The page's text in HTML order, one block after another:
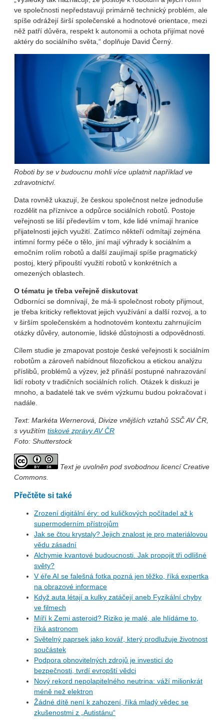
ve společnosti nepředstavují primárně technický problém, ale
spíše odrážejí širší společenské a hodnotové orientace, mezi
něž patří důvěra, respekt k autonomii a ochota přijímat nové
aktéry do sociálního světa,“ doplňuje David Černý.
Roboti by se v budoucnu mohli více uplatnit například ve
zdravotnictví.
Data rovněž ukazují, že českou společnost nelze jednoduše
rozdělit na příznivce a odpůrce sociálních robotů. Postoje
veřejnosti se liší především v tom, kde lidé vnímají hranice
přijatelnosti jejich využití. Zatímco někteří odmítají zejména
intimní formy péče o tělo, jiní mají výhrady k sociálním a
emočním rolím robotů a další zaujímají spíše pragmatický
postoj, který připouští využití robotů v konkrétních a
omezených oblastech.
O tématu je třeba veřejně diskutovat
Odborníci se domnívají, že má-li společnost roboty přijmout,
je třeba kriticky reflektovat jejich využívání a další rozvoj, a to
v širším společenském a hodnotovém kontextu zahrnujícím
otázky důvěry, autonomie, lidské důstojnosti a odpovědnosti.
Cílem studie je zmapovat postoje české veřejnosti k sociálním
robotům a zároveň nabídnout filozofickou a etickou analýzu
příslibů, problémů a výzev, jež přináší postupné nahrazování
lidí roboty v tradičních sociálních rolích. Otázek k diskuzi je
mnoho, a badatelé tak ve svém výzkumu budou pokračovat i
nadále.
Text: Markéta Wernerová, Divize vnějších vztahů SSČ AV ČR,
s využitím tiskové zprávy AV ČR
Foto: Shutterstock
Text je uvolněn pod svobodnou licencí Creative
Commons.
Přečtěte si také
Zrození digitální éry: od kuličkových počítadel až k
supermoderním přístrojům
Jak se čtou krystaly? Jejich znalost je pro materiálovou
vědu zásadní
Alchymie kvantové budoucnosti. Jak propojit tři odlišné
světy?
V éře AI se falešná fotka pozná jen těžko, říká expertka
na obrazové informace
Když auta létají a kulky zatáčejí aneb Fyzikální chyby
ve filmech
Míří k Zemi asteroid? Riziko je malé, ale hlídáme to,
říká astronom
Světelný paprsek jako kovář, který prodlužuje životnost
součástek
Podpora obnovitelných zdrojů je investicí do
bezpečnosti, tvrdí evropští vědci
Nový rekord nepolapitelného neutrina: váží milionkrát
méně než elektron
Žádné dítě není k zahození, říká mladý vědec se
zkušenostmi z „Autistánu“